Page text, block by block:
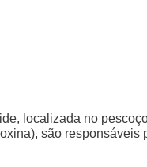
localizada no
são